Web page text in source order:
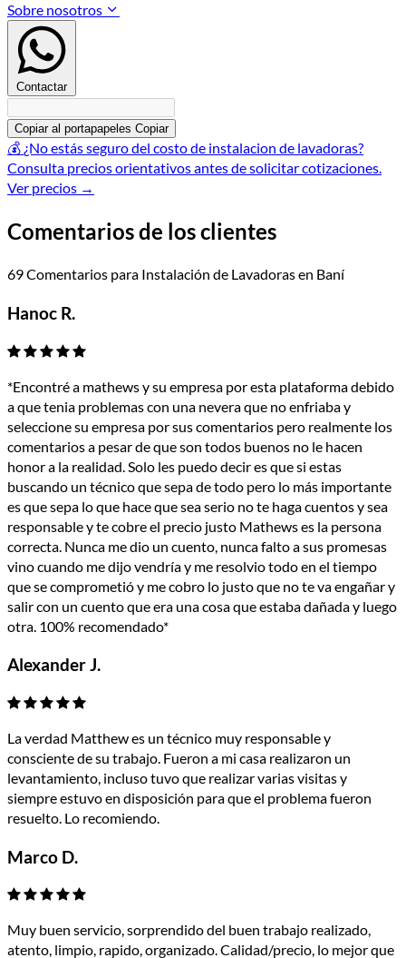
Sobre nosotros
Contactar
Copiar al portapapeles Copiar
💰 ¿No estás seguro del costo de instalacion de lavadoras?
Consulta precios orientativos antes de solicitar cotizaciones.
Ver precios →
Comentarios de los clientes
69 Comentarios para Instalación de Lavadoras en Baní
Hanoc R.
*Encontré a mathews y su empresa por esta plataforma debido
a que tenia problemas con una nevera que no enfriaba y
seleccione su empresa por sus comentarios pero realmente los
comentarios a pesar de que son todos buenos no le hacen
honor a la realidad. Solo les puedo decir es que si estas
buscando un técnico que sepa de todo pero lo más importante
es que sepa lo que hace que sea serio no te haga cuentos y sea
responsable y te cobre el precio justo Mathews es la persona
correcta. Nunca me dio un cuento, nunca falto a sus promesas
vino cuando me dijo vendría y me resolvio todo en el tiempo
que se comprometió y me cobro lo justo que no te va engañar y
salir con un cuento que era una cosa que estaba dañada y luego
otra. 100% recomendado*
Alexander J.
La verdad Matthew es un técnico muy responsable y
consciente de su trabajo. Fueron a mi casa realizaron un
levantamiento, incluso tuvo que realizar varias visitas y
siempre estuvo en disposición para que el problema fueron
resuelto. Lo recomiendo.
Marco D.
Muy buen servicio, sorprendido del buen trabajo realizado,
atento, limpio, rapido, organizado. Calidad/precio, lo mejor que